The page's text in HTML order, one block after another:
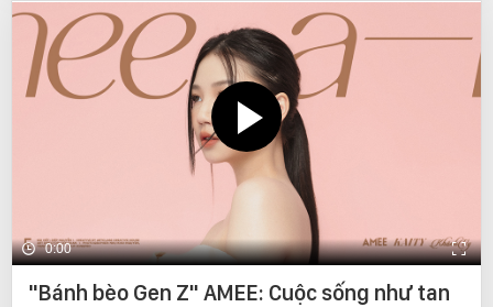
0:00
"Bánh bèo Gen Z" AMEE: Cuộc sống như tan